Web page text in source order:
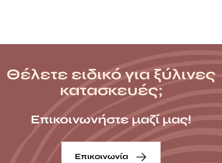
Θέλετε ειδικό για ξύλινες
κατασκευές;
Επικοινωνήστε μαζί μας!
Επικοινωνία